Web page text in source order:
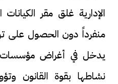
الإدارية غلق مقر
منفرداً دون الحصول على
يدخل في أغراض مؤسسات
نشاطها بقوة القانون